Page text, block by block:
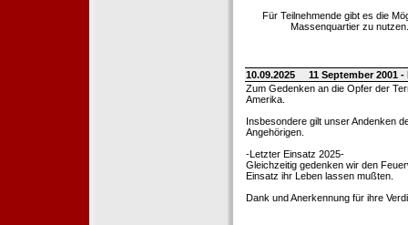
Für Teilnehmende gibt es die
Massenquartier zu
10.09.2025
11 September 2001
Zum Gedenken an die Opfer der
Amerika.
Insbesondere gilt unser Andenken
Angehörigen.
-Letzter Einsatz 2025-
Gleichzeitig gedenken wir den
Einsatz ihr Leben lassen mußten.
Dank und Anerkennung für ihre